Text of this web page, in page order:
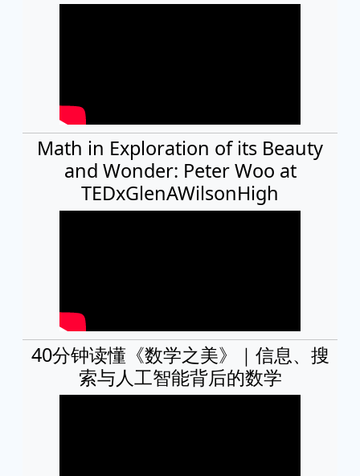
Math in Exploration of its Beauty
and Wonder: Peter Woo at
TEDxGlenAWilsonHigh
40分钟读懂《数学之美》｜信息、搜
索与人工智能背后的数学